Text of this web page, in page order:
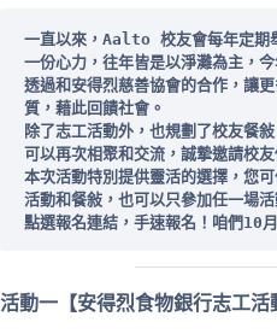
一直以來，Aalto 校友會每年定期
一份心力，往年皆是以淨灘為主，
透過和安得烈慈善協會的合作，讓
質，藉此回饋社會。
除了志工活動外，也規劃了校友餐
可以再次相聚和交流，誠摯邀請校友
本次活動特別提供靈活的選擇，您
活動和餐敍，也可以只參加任一場
點選報名連結，手速報名！咱們10
活動一【安得烈食物銀行志工活